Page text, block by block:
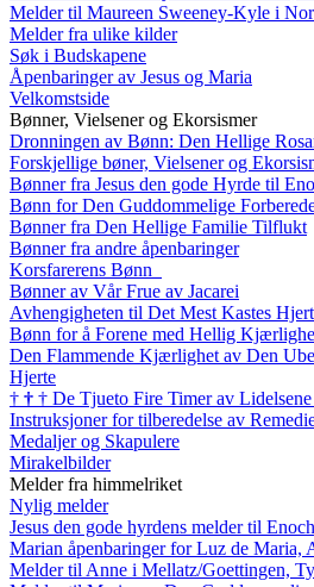
Melder til Maureen Sweeney-Kyle i
Melder fra ulike kilder
Søk i Budskapene
Åpenbaringer av Jesus og Maria
Velkomstside
Bønner, Vielsener og Ekorsismer
Dronningen av Bønn: Den Hellige
Forskjellige bøner, Vielsener og
Bønner fra Jesus den gode Hyrde til
Bønn for Den Guddommelige
Bønner fra Den Hellige Familie Tilflukt
Bønner fra andre åpenbaringer
Korsfarerens Bønn
Bønner av Vår Frue av Jacarei
Avhengigheten til Det Mest Kastes
Bønn for å Forene med Hellig
Den Flammende Kjærlighet av Den
Hjerte
† † † De Tjueto Fire Timer av
Instruksjoner for tilberedelse av
Medaljer og Skapulere
Mirakelbilder
Melder fra himmelriket
Nylig melder
Jesus den gode hyrdens melder til
Marian åpenbaringer for Luz de Maria,
Melder til Anne i Mellatz/Goettingen,